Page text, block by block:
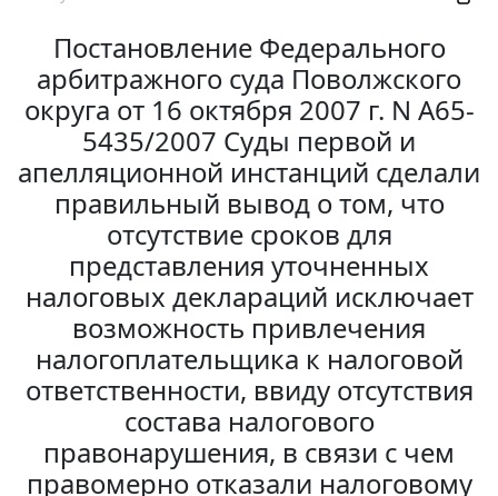
Постановление Федерального
арбитражного суда Поволжского
округа от 16 октября 2007 г. N А65-
5435/2007 Суды первой и
апелляционной инстанций сделали
правильный вывод о том, что
отсутствие сроков для
представления уточненных
налоговых деклараций исключает
возможность привлечения
налогоплательщика к налоговой
ответственности, ввиду отсутствия
состава налогового
правонарушения, в связи с чем
правомерно отказали налоговому